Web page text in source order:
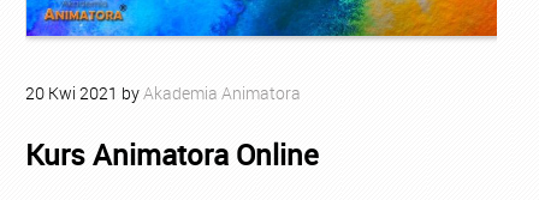
20 Kwi 2021 byAkademia Animatora
Kurs Animatora Online